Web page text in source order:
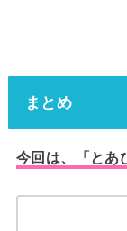
まとめ
今回は、「とあ